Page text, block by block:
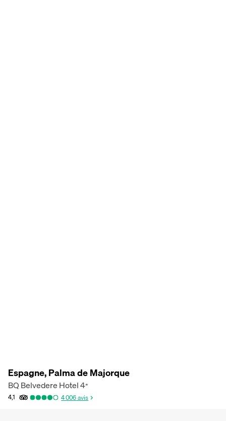
Espagne, Palma de Majorque
BQ Belvedere Hotel4*
4,1 4 006avis